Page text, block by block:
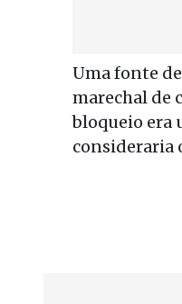
Uma fonte
marechal de
bloqueio era
consideraria